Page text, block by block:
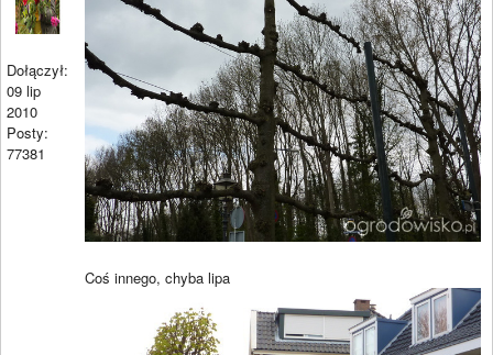
Dołączył:
09 lip
2010
Posty:
77381
Coś innego, chyba lipa